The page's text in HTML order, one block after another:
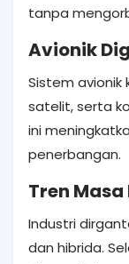
tanpa
Avionik
Sistem avionik
satelit, serta
ini
penerbangan.
Tren Masa
Industri
dan hibrida.